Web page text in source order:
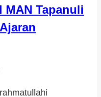
MAN Tapanuli